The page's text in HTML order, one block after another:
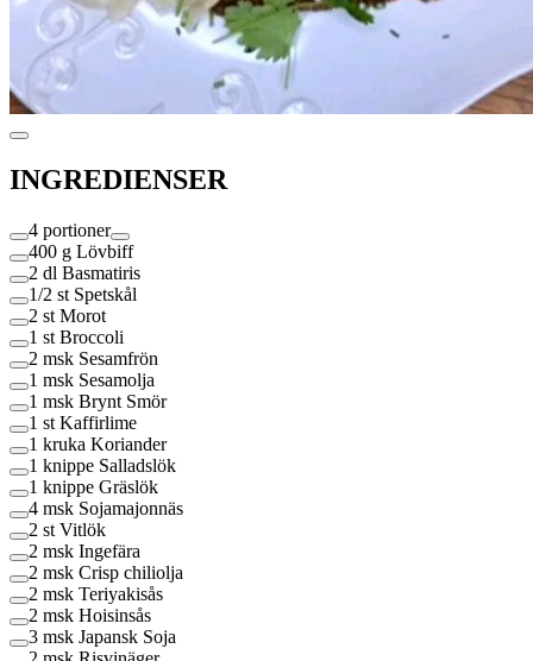
INGREDIENSER
4 portioner
400 g Lövbiff
2 dl Basmatiris
1/2 st Spetskål
2 st Morot
1 st Broccoli
2 msk Sesamfrön
1 msk Sesamolja
1 msk Brynt Smör
1 st Kaffirlime
1 kruka Koriander
1 knippe Salladslök
1 knippe Gräslök
4 msk Sojamajonnäs
2 st Vitlök
2 msk Ingefära
2 msk Crisp chiliolja
2 msk Teriyakisås
2 msk Hoisinsås
3 msk Japansk Soja